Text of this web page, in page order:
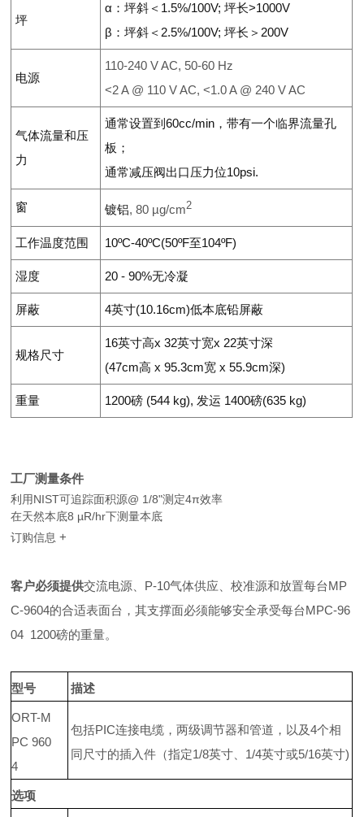
坪
α ：坪斜＜ 1.5%/100V;坪长>1000V
β ：坪斜＜ 2.5%/100V;坪长＞ 200V
电源
110-240 V AC, 50-60 Hz
<2 A @ 110 V AC, <1.0 A @ 240 V AC
气体流量和压
力
通常设置到60cc/min ，带有一个临界流量孔
板；
通常减压阀出口压力位10psi.
窗 镀铝, 80 µg/cm2
工作温度范围 10ºC-40ºC(50ºF至104ºF)
湿度 20 - 90%无冷凝
屏蔽 4英寸(10.16cm)低本底铅屏蔽
规格尺寸
16英寸高x 32英寸宽x 22英寸深
(47cm高x 95.3cm宽x 55.9cm深)
重量 1200磅 (544 kg), 发运 1400磅(635 kg)
工厂测量条件
利用NIST可追踪面积源@ 1/8"测定4π效率
在天然本底8 µR/hr下测量本底
订购信息+
客户必须提供交流电源、P-10气体供应、校准源和放置每台MP
C-9604的合适表面台，其支撑面必须能够安全承受每台MPC-96
04 1200磅的重量。
型号 描述
ORT-M
PC 960
4
包括PIC连接电缆，两级调节器和管道，以及4个相
同尺寸的插入件（指定1/8英寸、 1/4英寸或5/16英寸)
选项